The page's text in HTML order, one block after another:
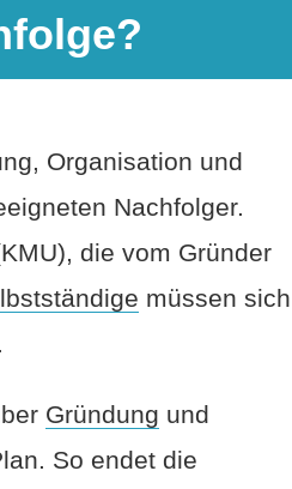
Organisation und
Nachfolger.
die vom Gründer
müssen sich
Gründung und
So endet die